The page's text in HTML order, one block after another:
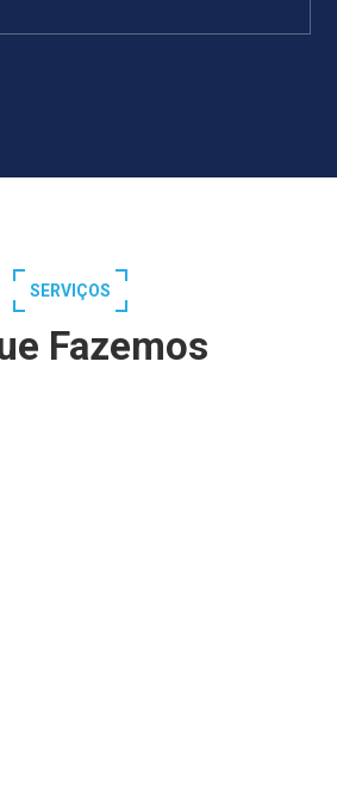
SERVIÇOS
Fazemos